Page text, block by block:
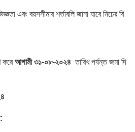
এবং বয়সসীমার শর্তাবলি জানা যাবে নিচের বি
করেআগামী৩১-০৮-২০২৪ তারিখ পর্যন্ত জমা দি
: